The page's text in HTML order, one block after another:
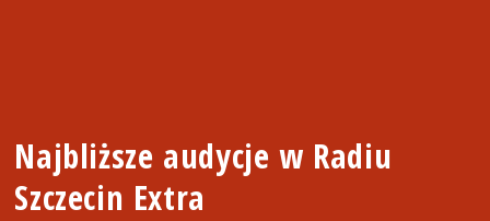
Najbliższe audycje w Radiu
Szczecin Extra